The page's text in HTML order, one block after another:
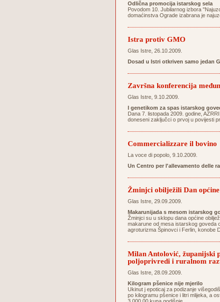
Odlična promocija istarskog sela
Povodom 10. Jubilarnog izbora
domaćinstva Ograde izabrana je
Istra protiv GMO
Glas Istre, 26.10.2009.
Dosad u Istri otkriven samo jedan
Završna konferencija
Glas Istre, 9.10.2009.
I genetikom za spas istarskog
Dana 7. listopada 2009. godine,
doneseni zaključci o prvoj u povijesti
Commercializzare il bovino
La voce di popolo, 9.10.2009.
Un Centro per l'allevamento delle
Žminjci obilježili Dan općine
Glas Istre, 29.09.2009.
Makarunijada s mesom istarskog
Žminjci su u sklopu dana općine
makarune od mesa istarskog goveda
agroturizma Špinovci i Ferlin, konobe
Milan Antolović, županijski
poljoprivredi i ruralnom
Glas Istre, 28.09.2009.
Kilogram pšenice nije mjerilo
Ukinut j epoticaj za podizanje
po kilogramu pšenice i litri mlijeka, a